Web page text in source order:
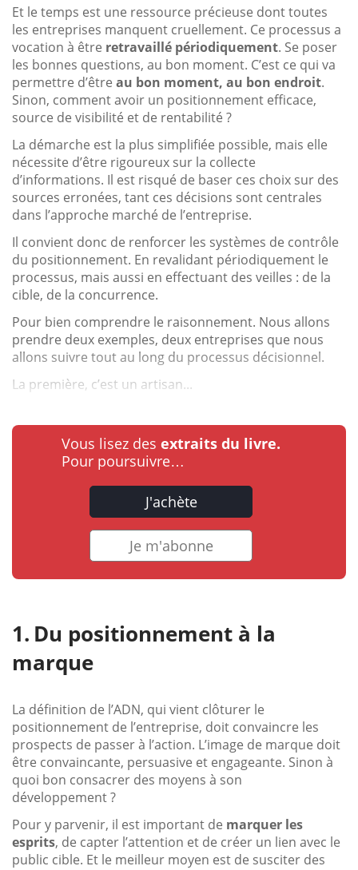
Et le temps est une ressource précieuse dont toutes
les entreprises manquent cruellement. Ce processus a
vocation à être retravaillé périodiquement. Se poser
les bonnes questions, au bon moment. C’est ce qui va
permettre d’être au bon moment, au bon endroit.
Sinon, comment avoir un positionnement efficace,
source de visibilité et de rentabilité ?
La démarche est la plus simplifiée possible, mais elle
nécessite d’être rigoureux sur la collecte
d’informations. Il est risqué de baser ces choix sur des
sources erronées, tant ces décisions sont centrales
dans l’approche marché de l’entreprise.
Il convient donc de renforcer les systèmes de contrôle
du positionnement. En revalidant périodiquement le
processus, mais aussi en effectuant des veilles : de la
cible, de la concurrence.
Pour bien comprendre le raisonnement. Nous allons
prendre deux exemples, deux entreprises que nous
allons suivre tout au long du processus décisionnel.
La première, c’est un artisan...
Vous lisez des extraits du livre.
Pour poursuivre…
J'achète
Je m'abonne
Du positionnement à la
marque
La définition de l’ADN, qui vient clôturer le
positionnement de l’entreprise, doit convaincre les
prospects de passer à l’action. L’image de marque doit
être convaincante, persuasive et engageante. Sinon à
quoi bon consacrer des moyens à son
développement ?
Pour y parvenir, il est important de marquer les
esprits, de capter l’attention et de créer un lien avec le
public cible. Et le meilleur moyen est de susciter des